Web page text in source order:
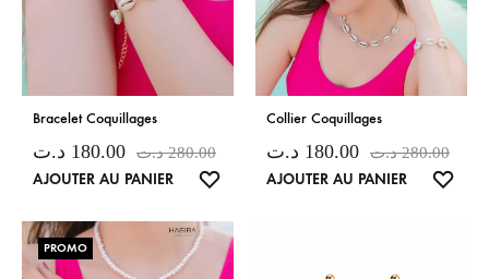
Bracelet Coquillages
180.00 د.ت 280.00 د.ت
AJOUTER AU PANIER
SOUHAITS
Collier Coquillages
180.00 د.ت 280.00 د.ت
AJOUTER AU PANIER
PROMO